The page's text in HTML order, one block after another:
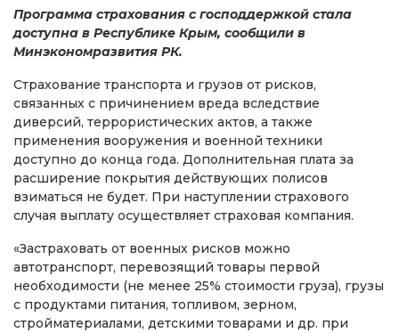
Программа страхования с господдержкой стала
доступна в Республике Крым, сообщили в
Минэкономразвития РК.
Страхование транспорта и грузов от рисков,
связанных с причинением вреда вследствие
диверсий, террористических актов, а также
применения вооружения и военной техники
доступно до конца года. Дополнительная плата за
расширение покрытия действующих полисов
взиматься не будет. При наступлении страхового
случая выплату осуществляет страховая компания.
«Застраховать от военных рисков можно
автотранспорт, перевозящий товары первой
необходимости (не менее 25% стоимости груза), грузы
с продуктами питания, топливом, зерном,
стройматериалами, детскими товарами и др. при